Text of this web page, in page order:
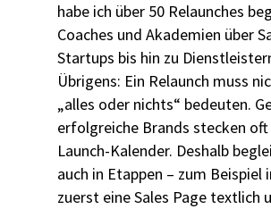
habe ich über 50 Relaunches
Coaches und Akademien über
Startups bis hin zu
Übrigens: Ein Relaunch muss
„alles oder nichts“ bedeuten.
erfolgreiche Brands stecken
Launch-Kalender. Deshalb
auch in Etappen – zum Beispiel
zuerst eine Sales Page textlich